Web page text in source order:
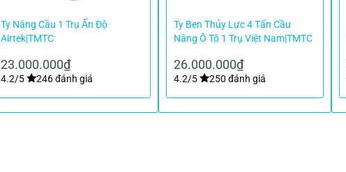
Ty Nâng Cầu 1 Trụ Ấn Độ
Airtek|TMTC
23.000.000₫
4.2/5 246 đánh giá
Ty Ben Thủy Lực 4 Tấn Cầu
Nâng Ô Tô 1 Trụ Việt Nam|TMTC
26.000.000₫
4.2/5 250 đánh giá